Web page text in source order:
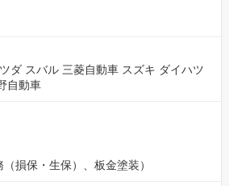
、即戦力として活躍できるポジションで
ダ スバル 三菱自動車 スズキ ダイハツ
自動車
（損保・生保）、板金塗装）